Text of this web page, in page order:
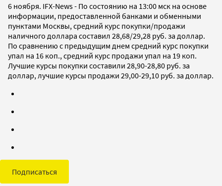
6 ноября. IFX-News - По состоянию на 13:00 мск на основе
информации, предоставленной банками и обменными
пунктами Москвы, средний курс покупки/продажи
наличного доллара составил 28,68/29,28 руб. за доллар.
По сравнению с предыдущим днем средний курс покупки
упал на 16 коп., средний курс продажи упал на 19 коп.
Лучшие курсы покупки составили 28,90-28,80 руб. за
доллар, лучшие курсы продажи 29,00-29,10 руб. за доллар.
Подписаться